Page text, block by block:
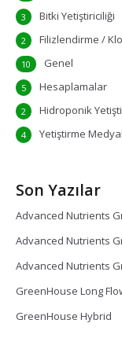
Bitki Yetiştiriciliği
3
Filizlendirme /
2
Genel
10
Hesaplamalar
5
Hidroponik
2
Yetiştirme
4
Son Yazılar
Advanced Nutrients
Advanced Nutrients
Advanced Nutrients
GreenHouse Long
GreenHouse Hybrid